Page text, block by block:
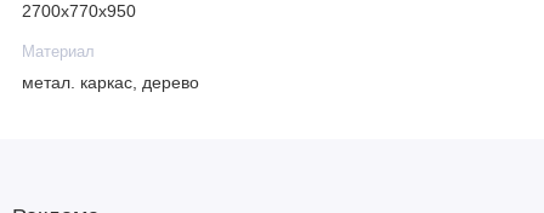
2700x770x950
Материал
метал. каркас, дерево